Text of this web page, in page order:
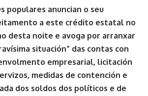
populares anuncian o seu
a este crédito estatal no
desta noite e avoga por arranxar
situación” das contas con
empresarial, licitación
medidas de contención e
dos soldos dos políticos e de